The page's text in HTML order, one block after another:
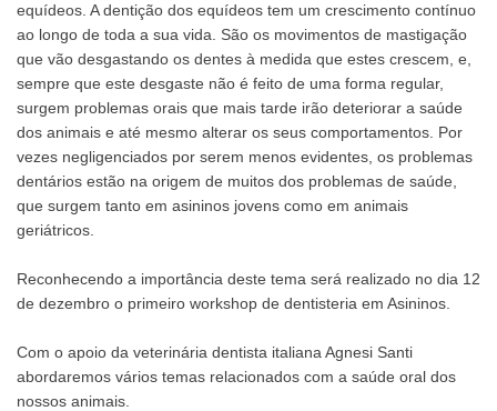
equídeos. A dentição dos equídeos tem um crescimento contínuo
ao longo de toda a sua vida. São os movimentos de mastigação
que vão desgastando os dentes à medida que estes crescem, e,
sempre que este desgaste não é feito de uma forma regular,
surgem problemas orais que mais tarde irão deteriorar a saúde
dos animais e até mesmo alterar os seus comportamentos. Por
vezes negligenciados por serem menos evidentes, os problemas
dentários estão na origem de muitos dos problemas de saúde,
que surgem tanto em asininos jovens como em animais
geriátricos.
Reconhecendo a importância deste tema será realizado no dia 12
de dezembro o primeiro workshop de dentisteria em Asininos.
Com o apoio da veterinária dentista italiana Agnesi Santi
abordaremos vários temas relacionados com a saúde oral dos
nossos animais.